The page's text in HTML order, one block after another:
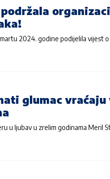
2024. godine podijelila vijest o
glumac vraćaju
u ljubav u zrelim godinama Meril